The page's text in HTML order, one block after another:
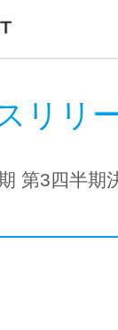
リリ
第3四半期